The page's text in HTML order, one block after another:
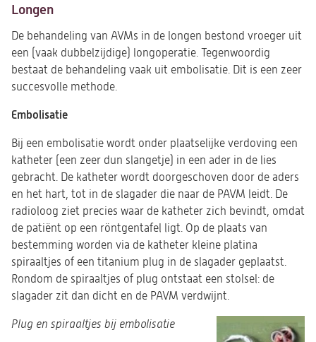
Longen
De behandeling van AVMs in de longen bestond vroeger uit
een (vaak dubbelzijdige) longoperatie. Tegenwoordig
bestaat de behandeling vaak uit embolisatie. Dit is een zeer
succesvolle methode.
Embolisatie
Bij een embolisatie wordt onder plaatselijke verdoving een
katheter (een zeer dun slangetje) in een ader in de lies
gebracht. De katheter wordt doorgeschoven door de aders
en het hart, tot in de slagader die naar de PAVM leidt. De
radioloog ziet precies waar de katheter zich bevindt, omdat
de patiënt op een röntgentafel ligt. Op de plaats van
bestemming worden via de katheter kleine platina
spiraaltjes of een titanium plug in de slagader geplaatst.
Rondom de spiraaltjes of plug ontstaat een stolsel: de
slagader zit dan dicht en de PAVM verdwijnt.
Plug en spiraaltjes bij embolisatie